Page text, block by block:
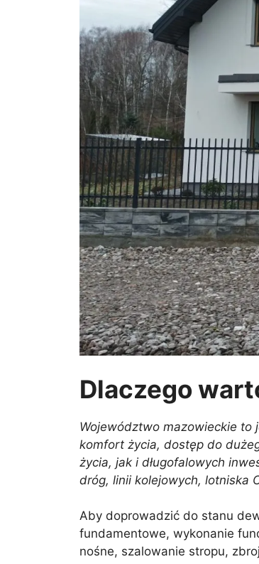
Dlaczego
Województwo mazowieckie to
komfort życia, dostęp do
życia, jak i długofalowych
dróg, linii kolejowych, lotniska
Aby doprowadzić do stanu
fundamentowe, wykonanie
nośne, szalowanie stropu,